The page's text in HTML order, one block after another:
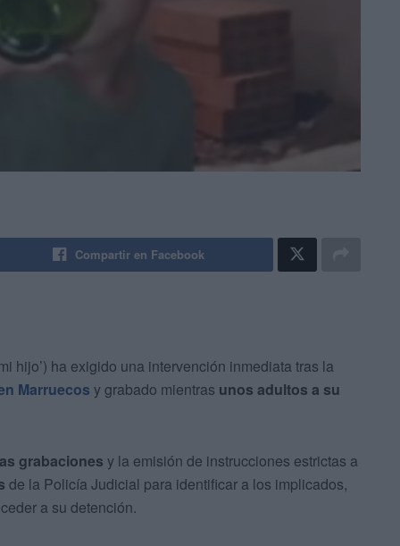
Compartir en Facebook
hijo’) ha exigido una intervención inmediata tras la
Marruecos y grabado mientras unos adultos a su
grabaciones y la emisión de instrucciones estrictas a
de la Policía Judicial para identificar a los implicados,
a su detención.